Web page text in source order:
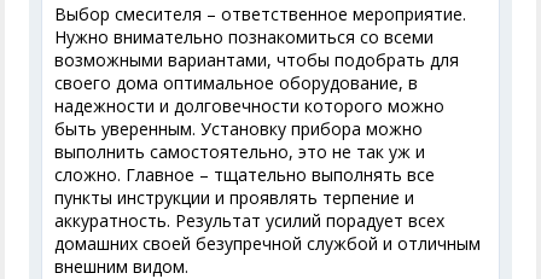
Выбор смесителя – ответственное мероприятие.
Нужно внимательно познакомиться со всеми
возможными вариантами, чтобы подобрать для
своего дома оптимальное оборудование, в
надежности и долговечности которого можно
быть уверенным. Установку прибора можно
выполнить самостоятельно, это не так уж и
сложно. Главное – тщательно выполнять все
пункты инструкции и проявлять терпение и
аккуратность. Результат усилий порадует всех
домашних своей безупречной службой и отличным
внешним видом.